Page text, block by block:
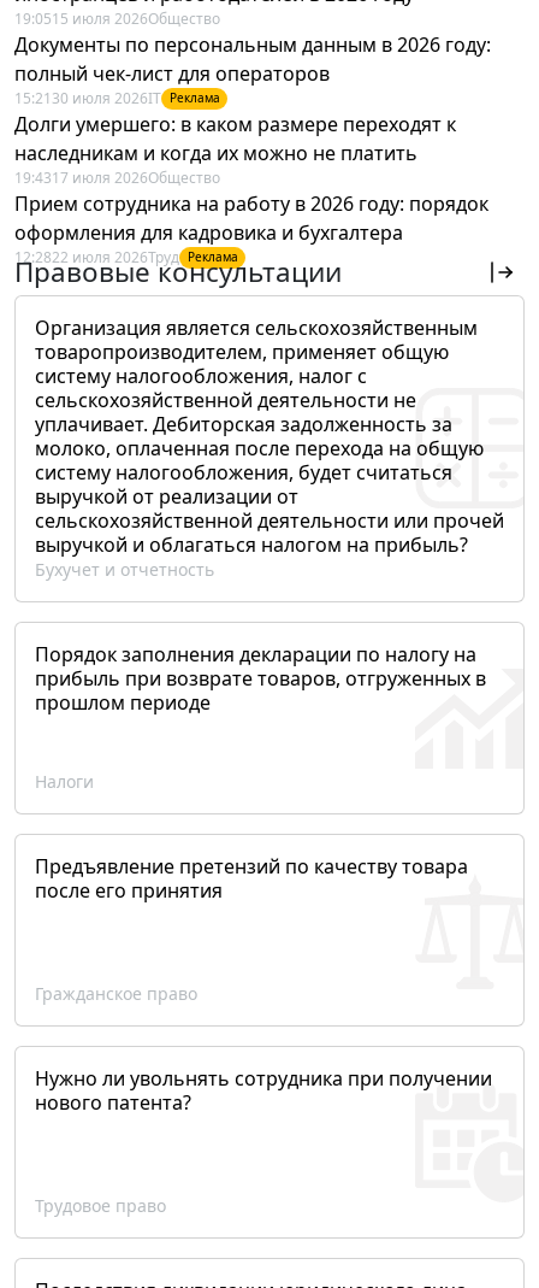
19:0515 июля 2026Общество
Документы по персональным данным в 2026 году:
полный чек-лист для операторов
15:21 30 июля 2026IT Реклама
Долги умершего: в каком размере переходят к
наследникам и когда их можно не платить
19:4317 июля 2026Общество
Прием сотрудника на работу в 2026 году: порядок
оформления для кадровика и бухгалтера
12:2822 июля 2026Труд Реклама
Правовые консультации
Организация является сельскохозяйственным
товаропроизводителем, применяет общую
систему налогообложения, налог с
сельскохозяйственной деятельности не
уплачивает. Дебиторская задолженность за
молоко, оплаченная после перехода на общую
систему налогообложения, будет считаться
выручкой от реализации от
сельскохозяйственной деятельности или прочей
выручкой и облагаться налогом на прибыль?
Бухучет и отчетность
Порядок заполнения декларации по налогу на
прибыль при возврате товаров, отгруженных в
прошлом периоде
Налоги
Предъявление претензий по качеству товара
после его принятия
Гражданское право
Нужно ли увольнять сотрудника при получении
нового патента?
Трудовое право